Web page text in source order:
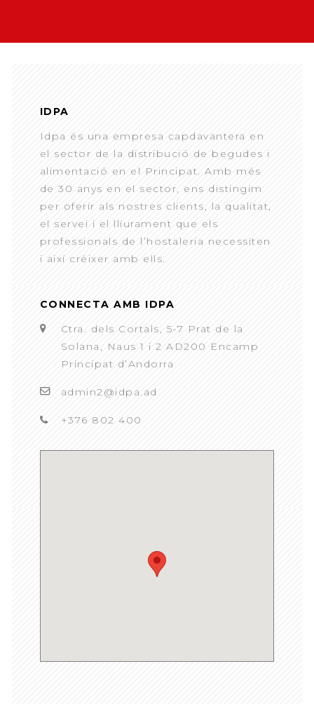
IDPA
Idpa és una empresa capdavantera en
el sector de la distribució de begudes i
alimentació en el Principat. Amb més
de 30 anys en el sector, ens distingim
per oferir als nostres clients, la qualitat,
el servei i el lliurament que els
professionals de l’hostaleria necessiten
i així créixer amb ells.
CONNECTA AMB IDPA
Ctra. dels Cortals, 5-7 Prat de la
Solana, Naus 1 i 2 AD200 Encamp
Principat d’Andorra
admin2@idpa.ad
+376 802 400